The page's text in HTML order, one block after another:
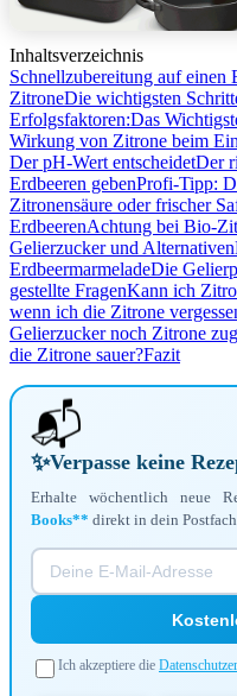
Inhaltsverzeichnis
Schnellzubereitung auf
ZitroneDie wichtigsten
Erfolgsfaktoren:Das
Wirkung von Zitrone beim
Der pH-Wert entscheidetDer
Erdbeeren gebenProfi-Tipp:
Zitronensäure oder frischer
ErdbeerenAchtung bei Bio-
Gelierzucker und Alternativen
ErdbeermarmeladeDie
gestellte FragenKann ich
wenn ich die Zitrone
Gelierzucker noch Zitrone
die Zitrone sauer?Fazit
📬
✨Verpasse keine
Erhalte wöchentlich neue
Books** direkt in dein
Ich akzeptiere die